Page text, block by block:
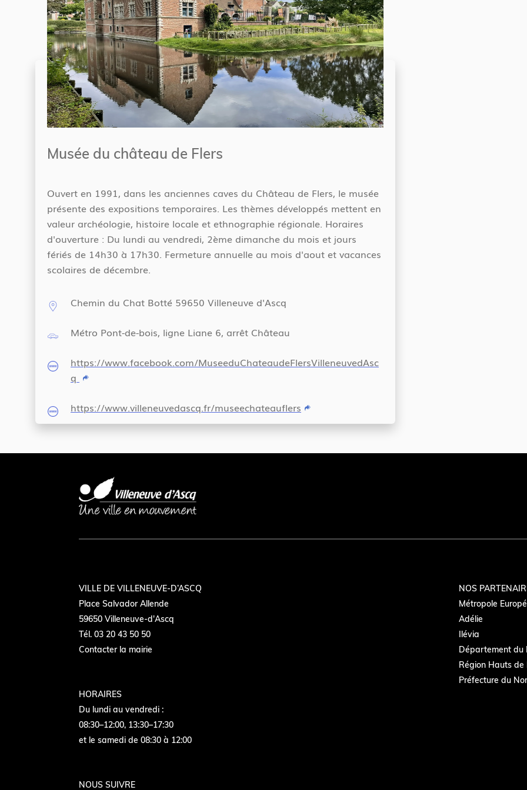
Musée du château de Flers
Ouvert en 1991, dans les anciennes caves du Château de Flers, le musée
présente des expositions temporaires. Les thèmes développés mettent en
valeur archéologie, histoire locale et ethnographie régionale. Horaires
d'ouverture : Du lundi au vendredi, 2ème dimanche du mois et jours
fériés de 14h30 à 17h30. Fermeture annuelle au mois d'aout et vacances
scolaires de décembre.
Chemin du Chat Botté 59650 Villeneuve d'Ascq
Métro Pont-de-bois, ligne Liane 6, arrêt Château
https://www.facebook.com/MuseeduChateaudeFlersVilleneuvedAsc
q
https://www.villeneuvedascq.fr/museechateauflers
VILLE DE VILLENEUVE-D’ASCQ
Place Salvador Allende
59650 Villeneuve-d'Ascq
Tél. 03 20 43 50 50
Contacter la mairie
HORAIRES
Du lundi au vendredi :
08:30–12:00, 13:30–17:30
et le samedi de 08:30 à 12:00
NOS
Métropole
Adélie
Ilévia
Département du
Région Hauts de
Préfecture du
NOUS SUIVRE